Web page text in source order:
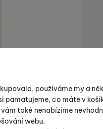
používáme my a
pamatujeme, co máte v
také nenabízíme
webu.